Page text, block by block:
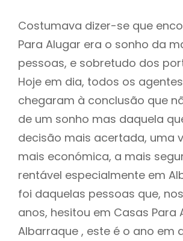
Costumava dizer-se que
Para Alugar era o sonho da
pessoas, e sobretudo dos
Hoje em dia, todos os
chegaram à conclusão que
de um sonho mas daquela
decisão mais acertada, uma
mais económica, a mais
rentável especialmente em
foi daquelas pessoas que,
anos, hesitou em Casas Para
Albarraque , este é o ano em